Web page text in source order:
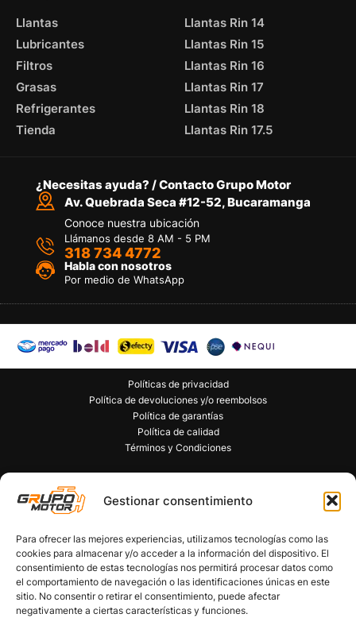
Gestionar consentimiento
Para ofrecer las mejores experiencias, utilizamos tecnologías como las
cookies para almacenar y/o acceder a la información del dispositivo. El
consentimiento de estas tecnologías nos permitirá procesar datos como
el comportamiento de navegación o las identificaciones únicas en este
sitio. No consentir o retirar el consentimiento, puede afectar
negativamente a ciertas características y funciones.
Llantas
Lubricantes
Filtros
Grasas
Refrigerantes
Tienda
Llantas Rin 14
Llantas Rin 15
Llantas Rin 16
Llantas Rin 17
Llantas Rin 18
Llantas Rin 17.5
¿Necesitas ayuda? / Contacto Grupo Motor
Av. Quebrada Seca #12-52, Bucaramanga
Conoce nuestra ubicación
Llámanos desde 8 AM - 5 PM
318 734 4772
Habla con nosotros
Por medio de WhatsApp
Derechos Reservados
Políticas de privacidad
Política de devoluciones y/o reembolsos
Política de garantías
Política de calidad
Términos y Condiciones